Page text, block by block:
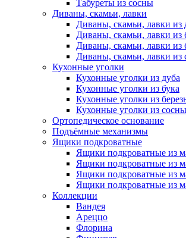
Табуреты из сосны
Диваны, скамьи, лавки
Диваны, скамьи, лавки из
Диваны, скамьи, лавки из
Диваны, скамьи, лавки из
Диваны, скамьи, лавки из
Кухонные уголки
Кухонные уголки из дуба
Кухонные уголки из бука
Кухонные уголки из
Кухонные уголки из сосны
Ортопедическое основание
Подъёмные механизмы
Ящики подкроватные
Ящики подкроватные из
Ящики подкроватные из
Ящики подкроватные из
Ящики подкроватные из
Коллекции
Вандея
Ареццо
Флорина